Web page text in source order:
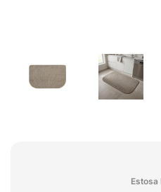
Estosa